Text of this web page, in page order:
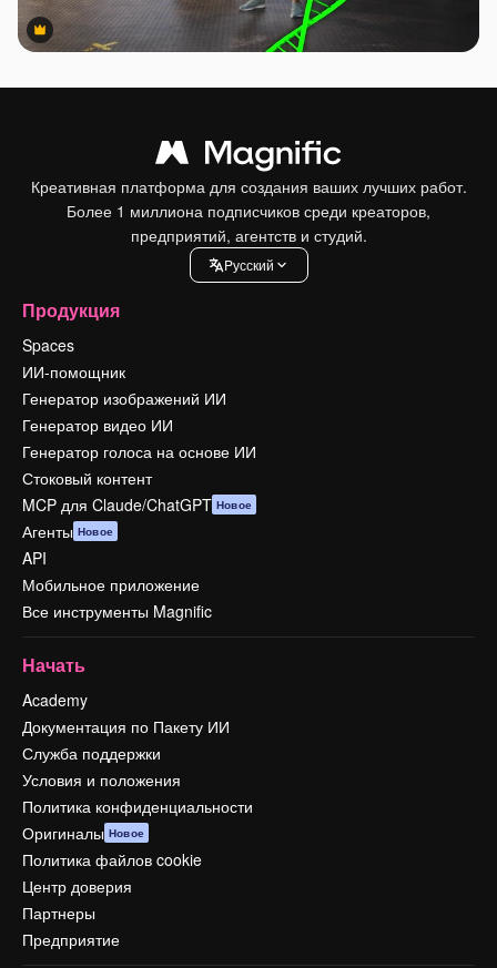
Premium
Premium
Креативная платформа для создания ваших лучших работ.
Более 1 миллиона подписчиков среди креаторов,
предприятий, агентств и студий.
Pусский
Продукция
Spaces
ИИ-помощник
Генератор изображений ИИ
Генератор видео ИИ
Генератор голоса на основе ИИ
Стоковый контент
MCP для Claude/ChatGPT Новое
Агенты Новое
API
Мобильное приложение
Все инструменты Magnific
Начать
Academy
Документация по Пакету ИИ
Служба поддержки
Условия и положения
Политика конфиденциальности
Оригиналы Новое
Политика файлов cookie
Центр доверия
Партнеры
Предприятие